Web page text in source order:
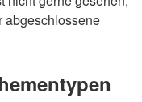
abgeschlossene